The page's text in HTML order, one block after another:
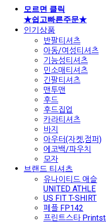
모르면 클릭
★쉽고빠른주문★
인기상품
반팔티셔츠
아동/여성티셔츠
기능성티셔츠
민소매티셔츠
긴팔티셔츠
맨투맨
후드
후드집업
카라티셔츠
바지
아우터(자켓,점퍼)
에코백/파우치
모자
브랜드 티셔츠
유나이티드 애슬
UNITED ATHLE
US FIT T-SHIRT
페플 FP142
프린트스타